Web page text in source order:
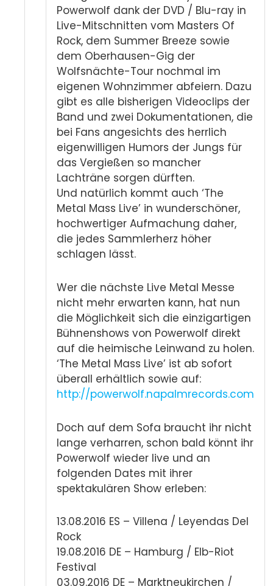
Powerwolf dank der DVD / Blu-ray in
Live-Mitschnitten vom Masters Of
Rock, dem Summer Breeze sowie
dem Oberhausen-Gig der
Wolfsnächte-Tour nochmal im
eigenen Wohnzimmer abfeiern. Dazu
gibt es alle bisherigen Videoclips der
Band und zwei Dokumentationen, die
bei Fans angesichts des herrlich
eigenwilligen Humors der Jungs für
das Vergießen so mancher
Lachträne sorgen dürften.
Und natürlich kommt auch ‘The
Metal Mass Live’ in wunderschöner,
hochwertiger Aufmachung daher,
die jedes Sammlerherz höher
schlagen lässt.
Wer die nächste Live Metal Messe
nicht mehr erwarten kann, hat nun
die Möglichkeit sich die einzigartigen
Bühnenshows von Powerwolf direkt
auf die heimische Leinwand zu holen.
‘The Metal Mass Live’ ist ab sofort
überall erhältlich sowie auf:
http://powerwolf.napalmrecords.com
Doch auf dem Sofa braucht ihr nicht
lange verharren, schon bald könnt ihr
Powerwolf wieder live und an
folgenden Dates mit ihrer
spektakulären Show erleben:
13.08.2016 ES – Villena / Leyendas Del
Rock
19.08.2016 DE – Hamburg / Elb-Riot
Festival
03.09.2016 DE – Marktneukirchen /